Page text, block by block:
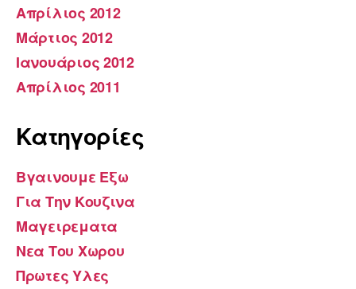
Απρίλιος 2012
Μάρτιος 2012
Ιανουάριος 2012
Απρίλιος 2011
Kατηγορίες
Βγαινουμε Εξω
Για Την Κουζινα
Μαγειρεματα
Νεα Του Χωρου
Πρωτες Υλες